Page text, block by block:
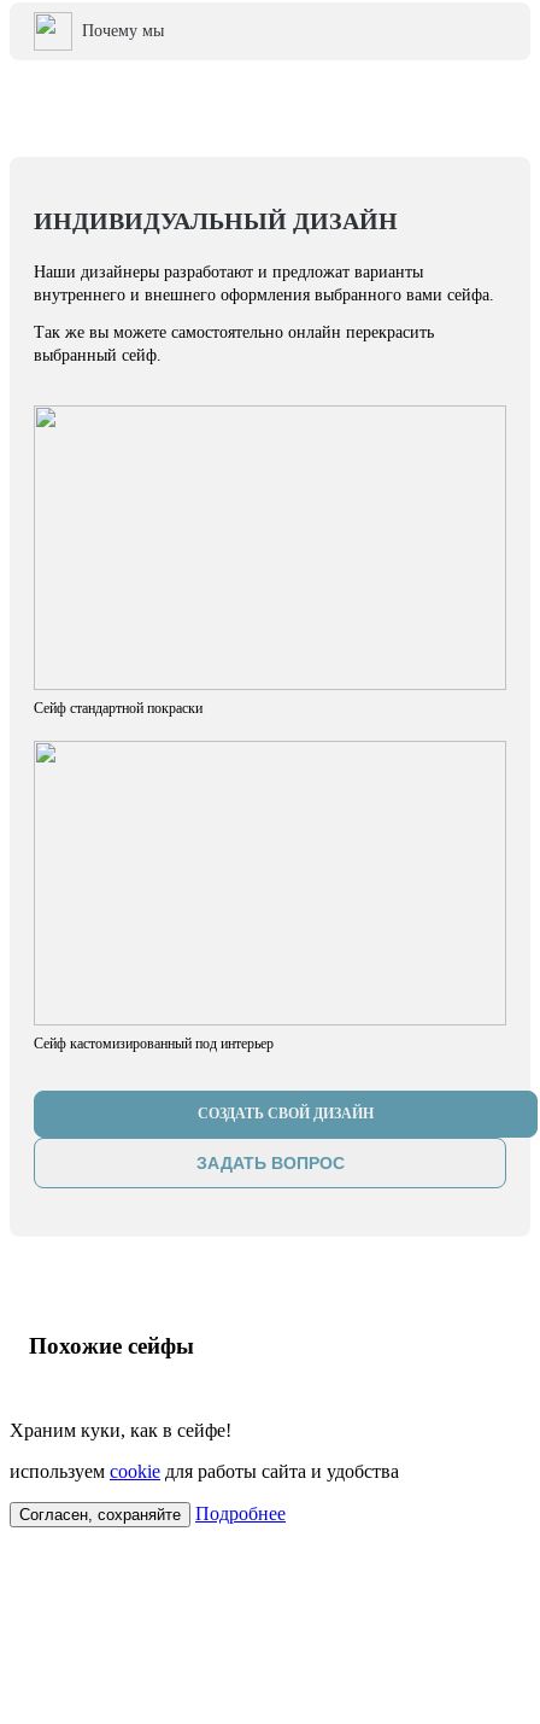
Почему мы
ИНДИВИДУАЛЬНЫЙ ДИЗАЙН
Наши дизайнеры разработают и предложат варианты
внутреннего и внешнего оформления выбранного вами сейфа.
Так же вы можете самостоятельно онлайн перекрасить
выбранный сейф.
Сейф стандартной покраски
Сейф кастомизированный под интерьер
СОЗДАТЬ СВОЙ ДИЗАЙН
ЗАДАТЬ ВОПРОС
Похожие сейфы
Храним куки, как в сейфе!
используем cookie для работы сайта и удобства
Согласен, сохраняйте Подробнее